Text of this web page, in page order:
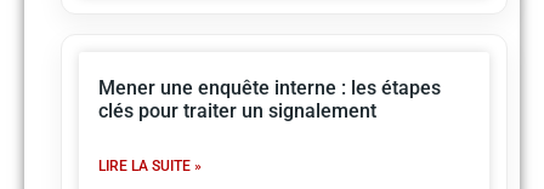
Mener une enquête interne : les étapes
clés pour traiter un signalement
LIRE LA SUITE »